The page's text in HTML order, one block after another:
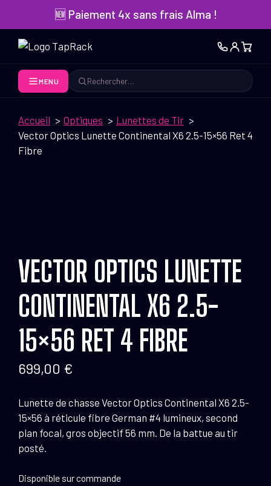
contenu
🆕 Paiement 4x sans frais Alma !
MENU
Rechercher
Accueil Optiques
Lunettes de Tir
Vector Optics Lunette Continental X6 2.5-15×56 Ret 4
Fibre
VECTOR OPTICS LUNETTE
CONTINENTAL X6 2.5-
15×56 RET 4 FIBRE
699,00 €
Lunette de chasse Vector Optics Continental X6 2.5-
15×56 à réticule fibre German #4 lumineux, second
plan focal, gros objectif 56 mm. De la battue au tir
posté.
Disponible sur commande